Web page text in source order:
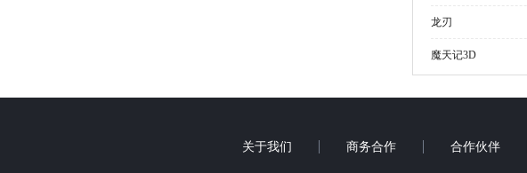
龙刃
魔天记3D
关于我们 商务合作 合作伙伴